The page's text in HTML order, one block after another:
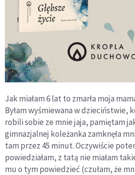
Jak miałam 6 lat to zmarła moja
Byłam wyśmiewana w dzieciństwie,
robili sobie ze mnie jaja, pamiętam
gimnazjalnej koleżanka zamknęła
tam przez 45 minut. Oczywiście
powiedziałam, z tatą nie miałam
mu o tym powiedzieć (czułam, że